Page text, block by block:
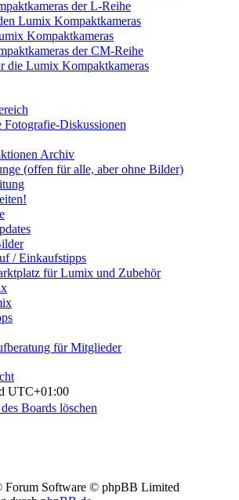
der L-Reihe
Lumix Kompaktkameras
Kompaktkameras
der CM-Reihe
Lumix Kompaktkameras
Diskussionen
Archiv
(offen für alle, aber ohne Bilder)
/ Einkaufstipps
für Lumix und Zubehör
für Mitglieder
UTC+01:00
Boards löschen
Forum Software © phpBB Limited